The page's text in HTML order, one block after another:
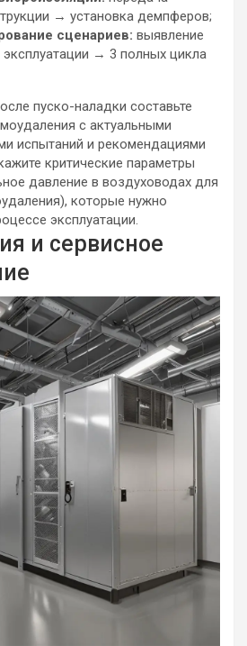
→ установка демпферов;
сценариев: выявление
эксплуатации → 3 полных цикла
пуско-наладки составьте
с актуальными
испытаний и рекомендациями
критические параметры
давление в воздуховодах для
которые нужно
эксплуатации.
и сервисное